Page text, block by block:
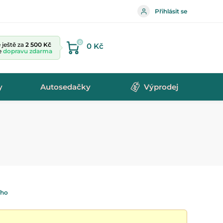
Přihlásit se
za 2 500 Kč
dopravu zdarma
0 0 Kč
Autosedačky Výprodej